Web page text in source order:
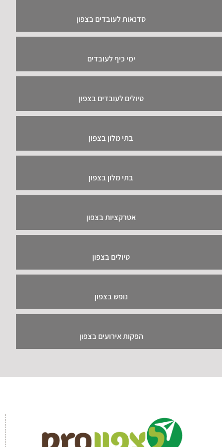
סדנאות לעובדים בצפון
ימי כיף לעובדים
טיולים לעובדים בצפון
בתי מלון בצפון
בתי מלון בצפון
אטרקציות בצפון
טיולים בצפון
נופש בצפון
הפקות אירועים בצפון